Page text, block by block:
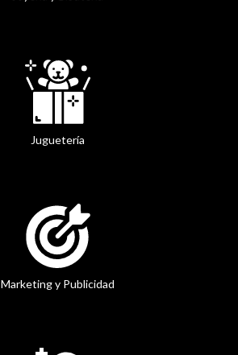
Juguetería
Marketing y Publicidad